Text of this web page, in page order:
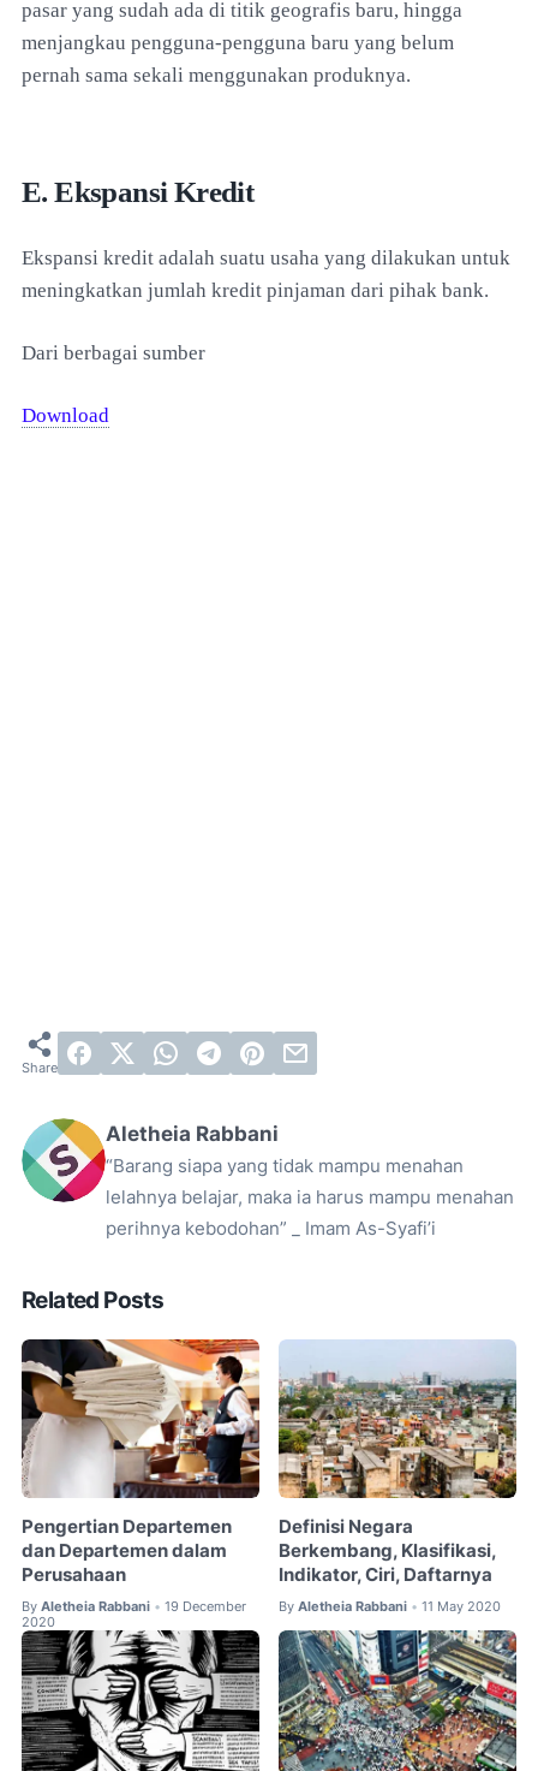
pasar yang sudah ada di titik geografis baru, hingga
menjangkau pengguna-pengguna baru yang belum
pernah sama sekali menggunakan produknya.
E. Ekspansi Kredit
Ekspansi kredit adalah suatu usaha yang dilakukan untuk
meningkatkan jumlah kredit pinjaman dari pihak bank.
Dari berbagai sumber
Download
Aletheia Rabbani
“Barang siapa yang tidak mampu menahan
lelahnya belajar, maka ia harus mampu menahan
perihnya kebodohan” _ Imam As-Syafi’i
Related Posts
Pengertian Departemen
dan Departemen dalam
Perusahaan
By Aletheia Rabbani • 19 December
2020
Definisi Negara
Berkembang, Klasifikasi,
Indikator, Ciri, Daftarnya
By Aletheia Rabbani • 11 May 2020